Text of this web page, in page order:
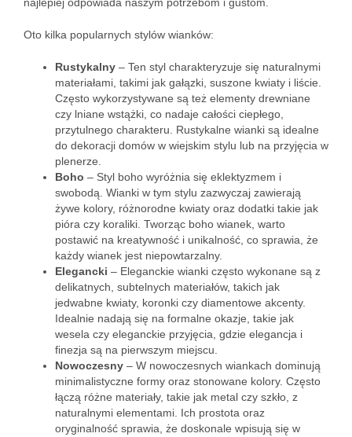
Oto kilka popularnych stylów wianków:
Rustykalny – Ten styl charakteryzuje się naturalnymi
materiałami, takimi jak gałązki, suszone kwiaty i liście.
Często wykorzystywane są też elementy drewniane
czy lniane wstążki, co nadaje całości ciepłego,
przytulnego charakteru. Rustykalne wianki są idealne
do dekoracji domów w wiejskim stylu lub na przyjęcia w
plenerze.
Boho – Styl boho wyróżnia się eklektyzmem i
swobodą. Wianki w tym stylu zazwyczaj zawierają
żywe kolory, różnorodne kwiaty oraz dodatki takie jak
pióra czy koraliki. Tworząc boho wianek, warto
postawić na kreatywność i unikalność, co sprawia, że
każdy wianek jest niepowtarzalny.
Elegancki – Eleganckie wianki często wykonane są z
delikatnych, subtelnych materiałów, takich jak
jedwabne kwiaty, koronki czy diamentowe akcenty.
Idealnie nadają się na formalne okazje, takie jak
wesela czy eleganckie przyjęcia, gdzie elegancja i
finezja są na pierwszym miejscu.
Nowoczesny – W nowoczesnych wiankach dominują
minimalistyczne formy oraz stonowane kolory. Często
łączą różne materiały, takie jak metal czy szkło, z
naturalnymi elementami. Ich prostota oraz
oryginalność sprawia, że doskonale wpisują się w